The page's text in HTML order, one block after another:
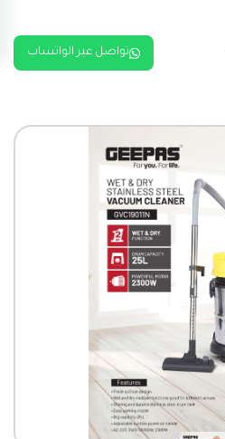
تواصل عبر الواتساب